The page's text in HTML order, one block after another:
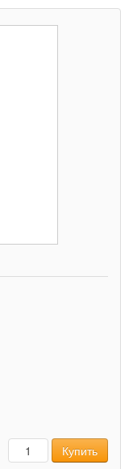
КоличествоКупить